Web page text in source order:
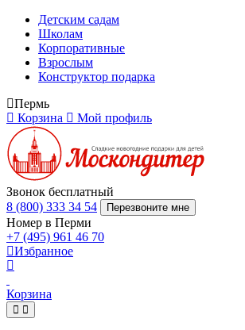
Детским садам
Школам
Корпоративные
Взрослым
Конструктор подарка
Пермь
Корзина
Мой профиль
Звонок бесплатный
8 (800) 333 34 54
Перезвоните мне
Номер в Перми
+7 (495) 961 46 70
Избранное
Корзина